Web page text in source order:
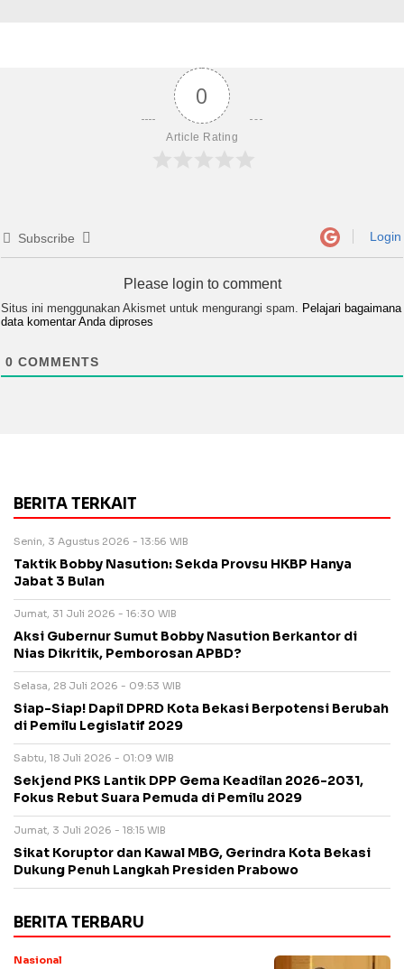
0
Article Rating
Subscribe Login
Please login to comment
Situs ini menggunakan Akismet untuk mengurangi spam.
Pelajari bagaimana
data komentar Anda diproses
0 COMMENTS
BERITA TERKAIT
Senin, 3 Agustus 2026 - 13:56 WIB
Taktik Bobby Nasution: Sekda Provsu HKBP Hanya
Jabat 3 Bulan
Jumat, 31 Juli 2026 - 16:30 WIB
Aksi Gubernur Sumut Bobby Nasution Berkantor di
Nias Dikritik, Pemborosan APBD?
Selasa, 28 Juli 2026 - 09:53 WIB
Siap-Siap! Dapil DPRD Kota Bekasi Berpotensi Berubah
di Pemilu Legislatif 2029
Sabtu, 18 Juli 2026 - 01:09 WIB
Sekjend PKS Lantik DPP Gema Keadilan 2026-2031,
Fokus Rebut Suara Pemuda di Pemilu 2029
Jumat, 3 Juli 2026 - 18:15 WIB
Sikat Koruptor dan Kawal MBG, Gerindra Kota Bekasi
Dukung Penuh Langkah Presiden Prabowo
BERITA TERBARU
Nasional